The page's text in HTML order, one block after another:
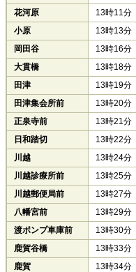
花河原
13時11分
小原
13時13分
岡田谷
13時16分
大貫橋
13時18分
田津
13時19分
田津集会所前
13時20分
正泉寺前
13時21分
日和踏切
13時22分
川越
13時24分
川越診療所前
13時25分
川越郵便局前
13時27分
八幡宮前
13時29分
渡ポンプ車庫前
13時30分
鹿賀谷橋
13時33分
鹿賀
13時34分